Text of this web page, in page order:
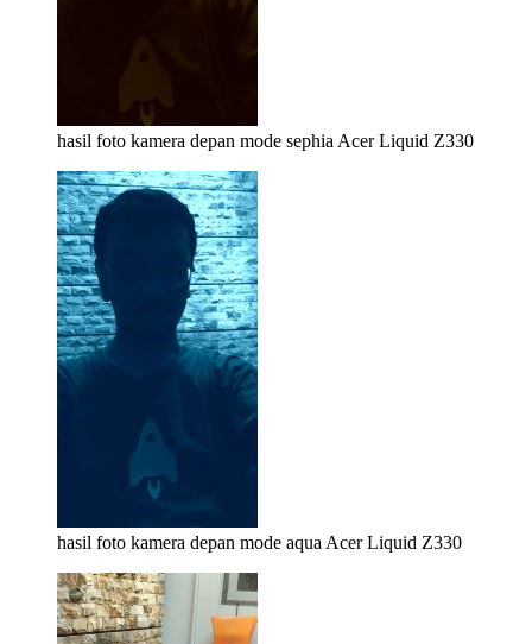
hasil foto kamera depan mode sephia Acer Liquid Z330
hasil foto kamera depan mode aqua Acer Liquid Z330